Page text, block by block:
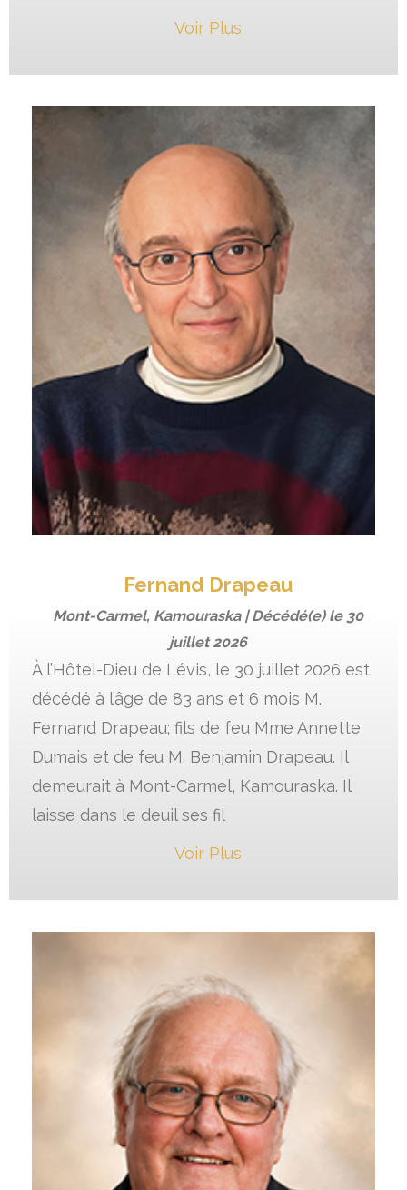
Voir Plus
Fernand Drapeau
Mont-Carmel, Kamouraska | Décédé(e) le 30
juillet 2026
À l’Hôtel-Dieu de Lévis, le 30 juillet 2026 est
décédé à l’âge de 83 ans et 6 mois M.
Fernand Drapeau; fils de feu Mme Annette
Dumais et de feu M. Benjamin Drapeau. Il
demeurait à Mont-Carmel, Kamouraska. Il
laisse dans le deuil ses fil
Voir Plus